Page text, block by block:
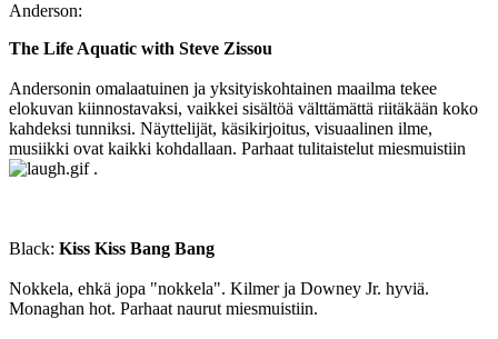
Anderson:
The Life Aquatic with Steve Zissou
Andersonin omalaatuinen ja yksityiskohtainen maailma tekee
elokuvan kiinnostavaksi, vaikkei sisältöä välttämättä riitäkään koko
kahdeksi tunniksi. Näyttelijät, käsikirjoitus, visuaalinen ilme,
musiikki ovat kaikki kohdallaan. Parhaat tulitaistelut miesmuistiin
.
Black: Kiss Kiss Bang Bang
Nokkela, ehkä jopa "nokkela". Kilmer ja Downey Jr. hyviä.
Monaghan hot. Parhaat naurut miesmuistiin.